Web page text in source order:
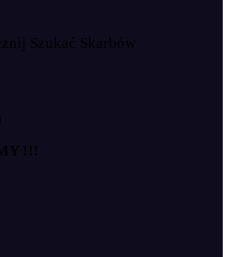
Szukać Skarbów
!!!